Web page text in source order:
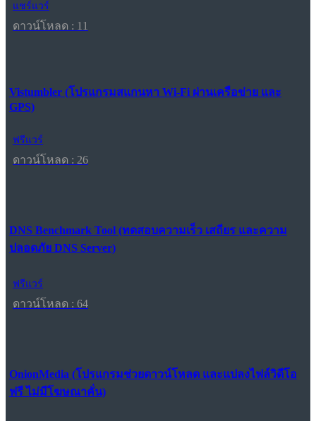
แชร์แวร์
ดาวน์โหลด : 11
Vistumbler (โปรแกรมสแกนหา Wi-Fi ผ่านเครือข่าย และ
GPS)
ฟรีแวร์
ดาวน์โหลด : 26
DNS Benchmark Tool (ทดสอบความเร็ว เสถียร และความ
ปลอดภัย DNS Server)
ฟรีแวร์
ดาวน์โหลด : 64
OnionMedia (โปรแกรมช่วยดาวน์โหลด และแปลงไฟล์วิดีโอ
ฟรี ไม่มีโฆษณาคั่น)